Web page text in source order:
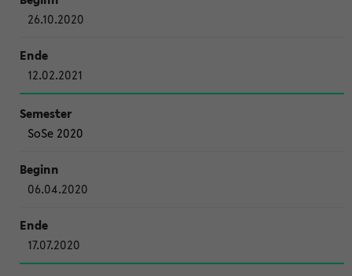
26.10.2020
12.02.2021
SoSe 2020
06.04.2020
17.07.2020